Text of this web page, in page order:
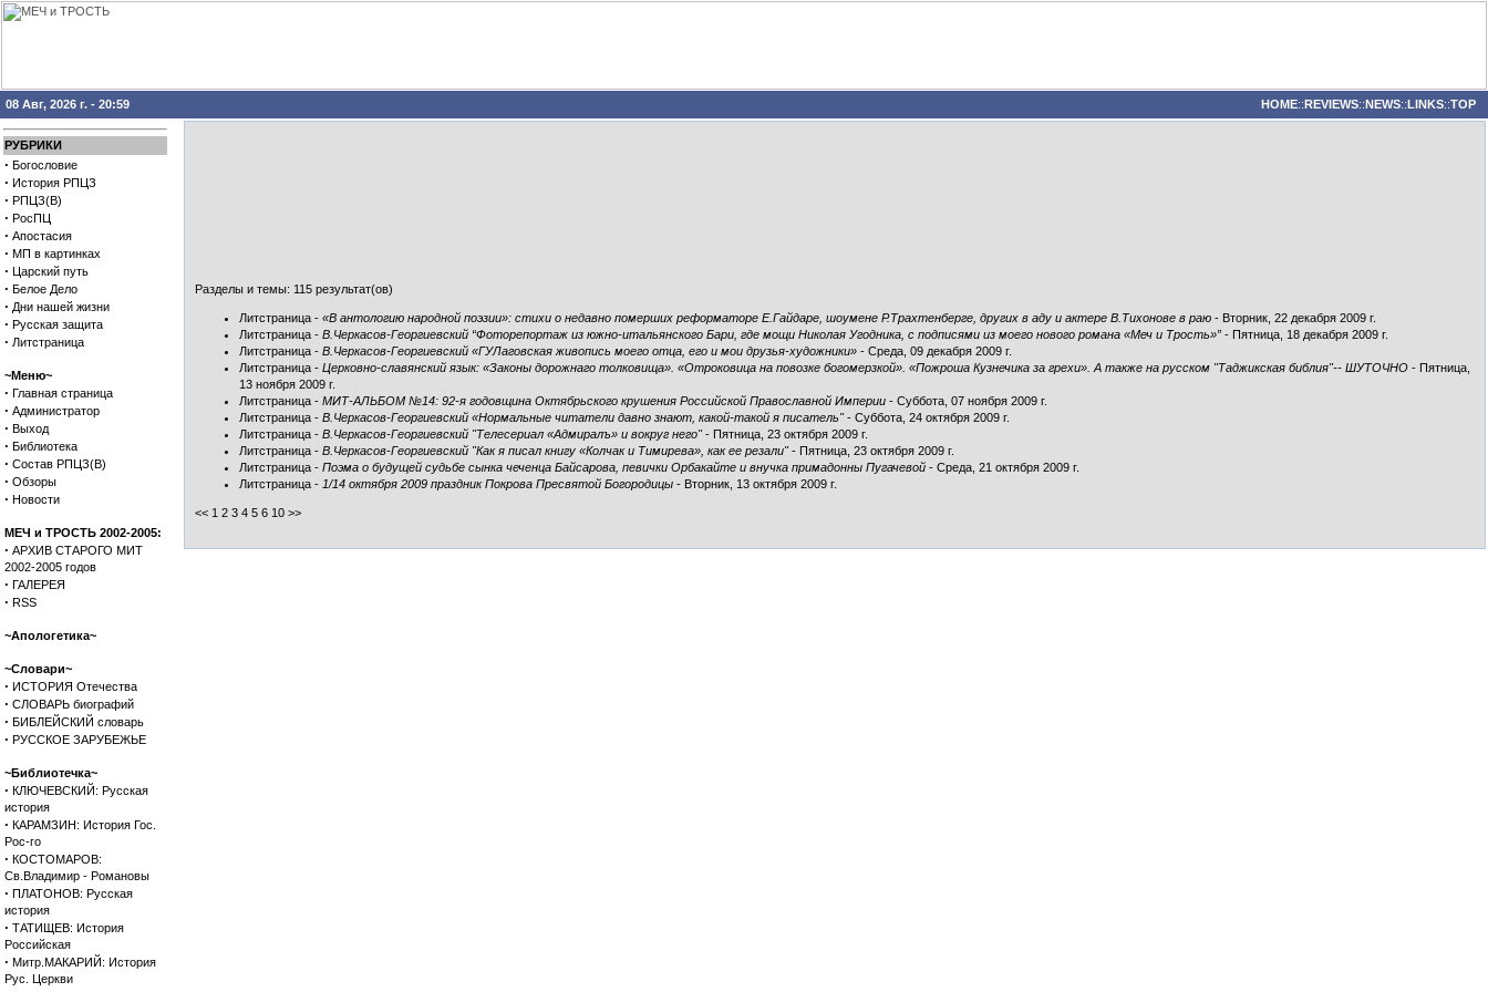
08 Авг, 2026 г. - 20:59 HOME::REVIEWS::NEWS::LINKS::TOP
РУБРИКИ
· Богословие
· История РПЦЗ
· РПЦЗ(В)
· РосПЦ
· Апостасия
· МП в картинках
· Царский путь
· Белое Дело
· Дни нашей жизни
· Русская защита
· Литстраница
~Меню~
· Главная страница
· Администратор
· Выход
· Библиотека
· Состав РПЦЗ(В)
· Обзоры
· Новости
МЕЧ и ТРОСТЬ 2002-2005:
· АРХИВ СТАРОГО МИТ
2002-2005 годов
· ГАЛЕРЕЯ
· RSS
~Апологетика~
~Словари~
· ИСТОРИЯ Отечества
· СЛОВАРЬ биографий
· БИБЛЕЙСКИЙ словарь
· РУССКОЕ ЗАРУБЕЖЬЕ
~Библиотечка~
· КЛЮЧЕВСКИЙ: Русская
история
· КАРАМЗИН: История Гос.
Рос-го
· КОСТОМАРОВ:
Св.Владимир - Романовы
· ПЛАТОНОВ: Русская
история
· ТАТИЩЕВ: История
Российская
· Митр.МАКАРИЙ: История
Рус. Церкви
Разделы и темы: 115 результат(ов)
Литстраница - «В антологию народной поэзии»: стихи о недавно померших реформаторе Е.Гайдаре, шоумене Р.Трахтенберге, других в аду и актере В.Тихонове в раю - Вторник, 22 декабря 2009 г.
Литстраница - В.Черкасов-Георгиевский “Фоторепортаж из южно-итальянского Бари, где мощи Николая Угодника, с подписями из моего нового романа «Меч и Трость»” - Пятница, 18 декабря 2009 г.
Литстраница - В.Черкасов-Георгиевский «ГУЛаговская живопись моего отца, его и мои друзья-художники» - Среда, 09 декабря 2009 г.
Литстраница - Церковно-славянский язык: «Законы дорожнаго толковища». «Отроковица на повозке богомерзкой». «Пожроша Кузнечика за грехи». А также на русском "Таджикская библия"-- ШУТОЧНО - Пятница,
13 ноября 2009 г.
Литстраница - МИТ-АЛЬБОМ №14: 92-я годовщина Октябрьского крушения Российской Православной Империи - Суббота, 07 ноября 2009 г.
Литстраница - В.Черкасов-Георгиевский «Нормальные читатели давно знают, какой-такой я писатель"- Суббота, 24 октября 2009 г.
Литстраница - В.Черкасов-Георгиевский "Телесериал «Адмиралъ» и вокруг него"- Пятница, 23 октября 2009 г.
Литстраница - В.Черкасов-Георгиевский "Как я писал книгу «Колчак и Тимирева», как ее резали"- Пятница, 23 октября 2009 г.
Литстраница - Поэма о будущей судьбе сынка чеченца Байсарова, певички Орбакайте и внучка примадонны Пугачевой - Среда, 21 октября 2009 г.
Литстраница - 1/14 октября 2009 праздник Покрова Пресвятой Богородицы - Вторник, 13 октября 2009 г.
<< 1 2 3 4 5 6 10 >>